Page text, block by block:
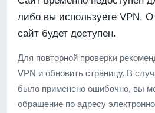
либо вы используете VPN.
сайт будет доступен.
Для повторной проверки
VPN и обновить страницу. В
было применено ошибочно, вы
обращение по адресу